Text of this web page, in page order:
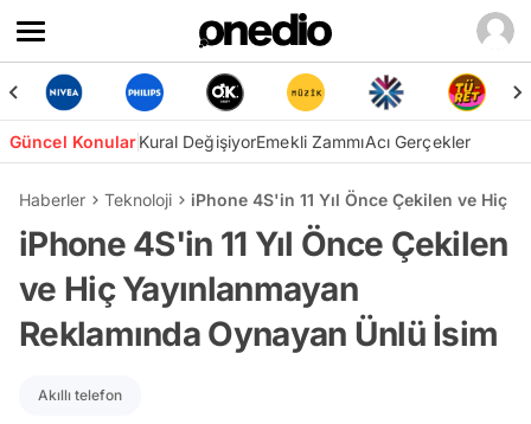
Güncel KonularKural DeğişiyorEmekli ZammıAcı Gerçekler
Haberler Teknoloji iPhone 4S'in 11 Yıl Önce Çekilen ve Hiç
iPhone 4S'in 11 Yıl Önce Çekilen
ve Hiç Yayınlanmayan
Reklamında Oynayan Ünlü İsim
Akıllı telefon